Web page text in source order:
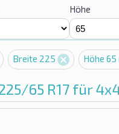
Höhe
Breite 225 Höhe 65
65 R17 für